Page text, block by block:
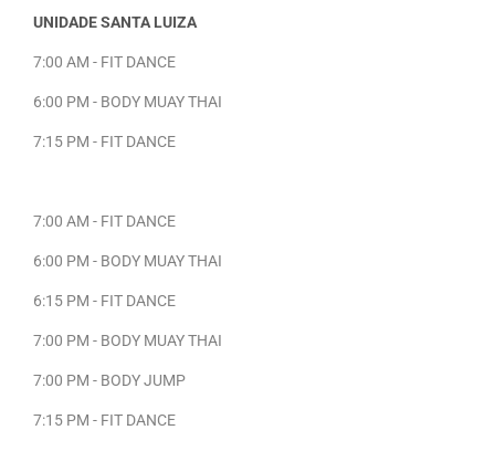
UNIDADE SANTA LUIZA
7:00 AM - FIT DANCE
6:00 PM - BODY MUAY THAI
7:15 PM - FIT DANCE
7:00 AM - FIT DANCE
6:00 PM - BODY MUAY THAI
6:15 PM - FIT DANCE
7:00 PM - BODY MUAY THAI
7:00 PM - BODY JUMP
7:15 PM - FIT DANCE